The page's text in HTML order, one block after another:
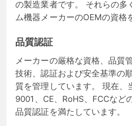
の製造業者です。 それらの多
ム機器メーカーのOEMの資格
品質認証
メーカーの厳格な資格、品質
技術、認証および安全基準の
質を管理しています。 現在、
9001、CE、RoHS、FCCなど
品質認証を満たしています。